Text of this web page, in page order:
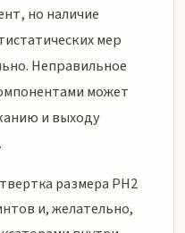
но наличие
мер
Неправильное
может
и выходу
размера PH2
и, желательно,